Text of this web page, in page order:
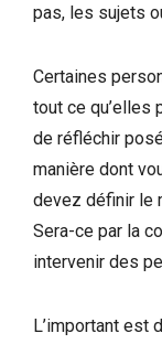
pas, les sujets
Certaines
tout ce qu’elles
de réfléchir
manière dont
devez définir le
Sera-ce par la
intervenir des
L’important est